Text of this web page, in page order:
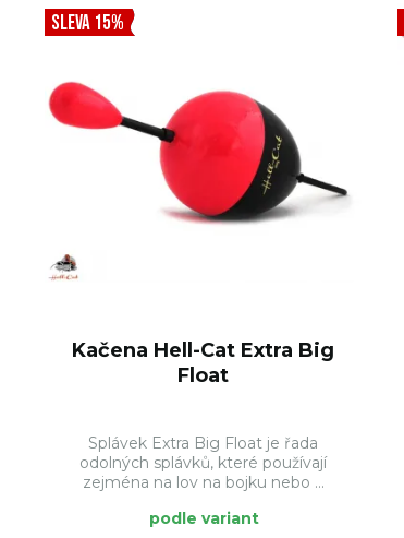
SLEVA 15%
Kačena Hell-Cat Extra Big
Float
Splávek Extra Big Float je řada
odolných splávků, které používají
zejména na lov na bojku nebo ...
podle variant